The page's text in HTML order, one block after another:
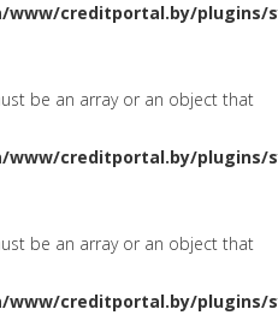
creditportal.by/plugins/
be an array or an object that
creditportal.by/plugins/
be an array or an object that
creditportal.by/plugins/